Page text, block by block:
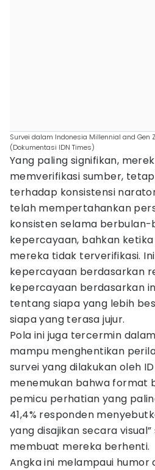
Survei dalam Indonesia Millennial and Gen
(Dokumentasi IDN Times)
Yang paling signifikan,
memverifikasi sumber,
terhadap konsistensi
telah mempertahankan
konsisten selama
kepercayaan, bahkan
mereka tidak terverifikasi.
kepercayaan berdasarkan
kepercayaan berdasarkan
tentang siapa yang lebih
siapa yang terasa jujur.
Pola ini juga tercermin
mampu menghentikan
survei yang dilakukan oleh
menemukan bahwa format
pemicu perhatian yang
41,4% responden
yang disajikan secara
membuat mereka berhenti.
Angka ini melampaui humor